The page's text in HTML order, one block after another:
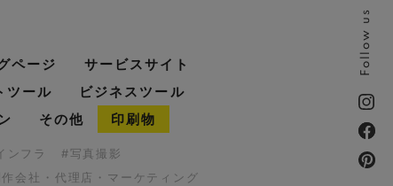
ページ
サービスサイト
ツール
ビジネスツール
その他 印刷物
ンフラ
#写真撮影
会社・代理店・マーケティング
Follow us